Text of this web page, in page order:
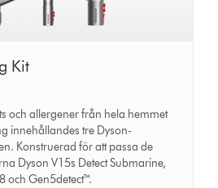
Kit
och allergener från hela hemmet
innehållandes tre Dyson-
Konstruerad för att passa de
Dyson V15s Detect Submarine,
och Gen5detect™.